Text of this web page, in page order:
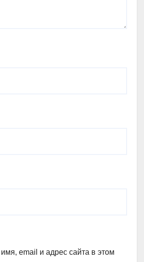
email и адрес сайта в этом